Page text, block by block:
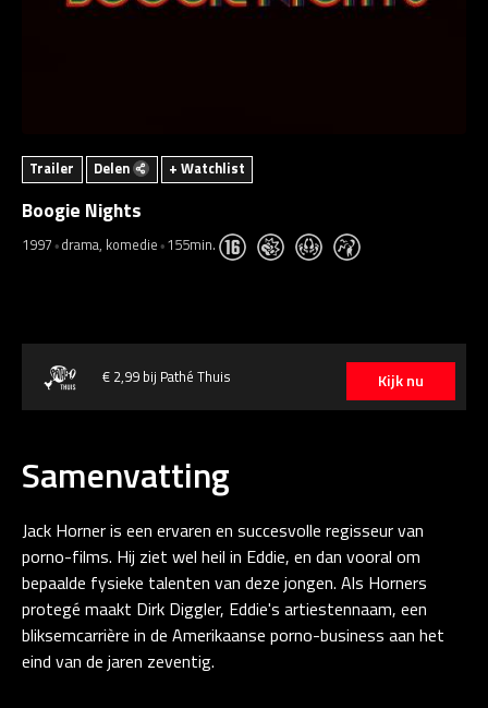
Trailer Delen + Watchlist
Boogie Nights
1997 drama, komedie 155min.
Kijk nu
€ 2,99 bij Pathé Thuis
Samenvatting
Jack Horner is een ervaren en succesvolle regisseur van
porno-films. Hij ziet wel heil in Eddie, en dan vooral om
bepaalde fysieke talenten van deze jongen. Als Horners
protegé maakt Dirk Diggler, Eddie's artiestennaam, een
bliksemcarrière in de Amerikaanse porno-business aan het
eind van de jaren zeventig.